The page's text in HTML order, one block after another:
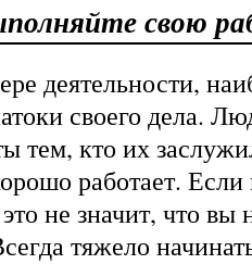
свою
деятельности,
своего дела.
тем, кто их
работает.
не значит, что вы
тяжело